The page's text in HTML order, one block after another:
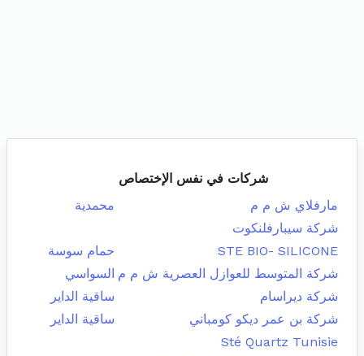
شركات في نفس الإختصاص
مارفلاي ش م م
محمدية
شركة سيبارفلنكوت
STE BIO- SILICONE
حمام سوسة
شركة المتوسط للعوازل العصرية ش م م السواسي
شركة ديراسام
ساقية الداير
شركة بن عمر ديكو كومباني
ساقية الداير
Sté Quartz Tunisie